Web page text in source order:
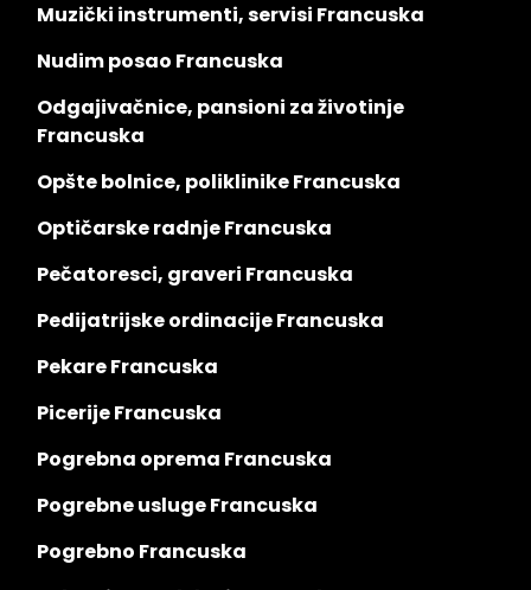
Muzički instrumenti, servisi Francuska
Nudim posao Francuska
Odgajivačnice, pansioni za životinje
Francuska
Opšte bolnice, poliklinike Francuska
Optičarske radnje Francuska
Pečatoresci, graveri Francuska
Pedijatrijske ordinacije Francuska
Pekare Francuska
Picerije Francuska
Pogrebna oprema Francuska
Pogrebne usluge Francuska
Pogrebno Francuska